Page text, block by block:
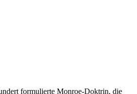
formulierte Monroe-Doktrin, die